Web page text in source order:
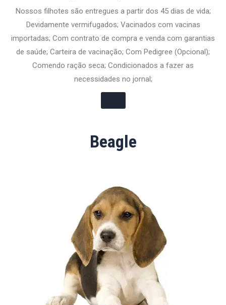
Nossos filhotes são entregues a partir dos 45 dias de vida;
Devidamente vermifugados; Vacinados com vacinas
importadas; Com contrato de compra e venda com garantias
de saúde; Carteira de vacinação; Com Pedigree (Opcional);
Comendo ração seca; Condicionados a fazer as
necessidades no jornal;
Beagle